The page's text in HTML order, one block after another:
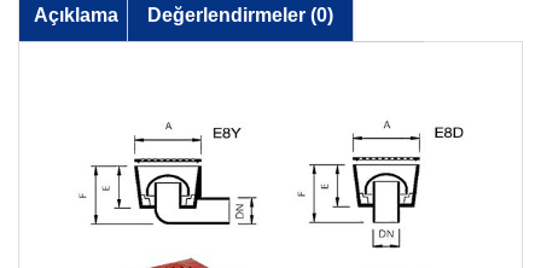
Açıklama Değerlendirmeler (0)